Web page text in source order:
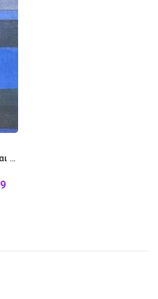
Πολιτισμικός δυισμός και πολιτική αλλαγή στην Ελλάδα της μεταπολίτευσης
Current